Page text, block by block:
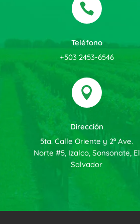

Teléfono
+503 2453-6546

Dirección
5ta. Calle Oriente y 2ª Ave.
Norte #5, Izalco, Sonsonate, El
Salvador